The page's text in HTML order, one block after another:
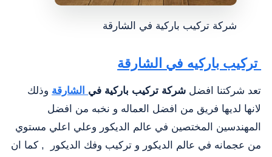
شركة تركيب باركية في الشارقة
تركيب باركيه في الشارقة
تعد شركتنا افضل شركة تركيب باركية في الشارقة وذلك
لانها لديها فريق من افضل العماله و نخبه من افضل
المهندسين المختصين في عالم الديكور وعلي اعلي مستوي
من عجمانه في عالم الديكور و تركيب وفك الديكور , كما ان